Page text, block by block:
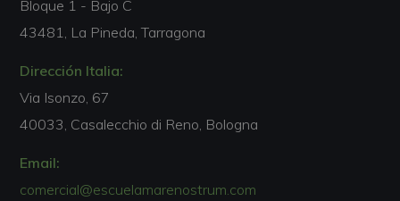
Bloque 1 - Bajo C
43481, La Pineda, Tarragona
Dirección Italia:
Via Isonzo, 67
40033, Casalecchio di Reno, Bologna
Email:
comercial@escuelamarenostrum.com